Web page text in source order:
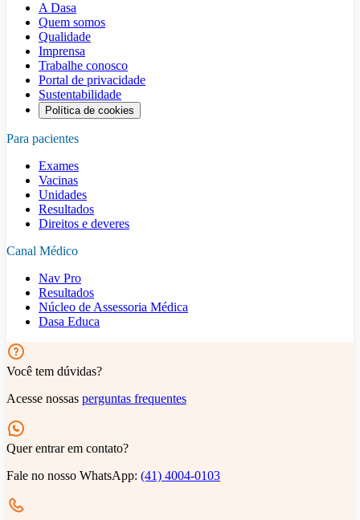
A Dasa
Quem somos
Qualidade
Imprensa
Trabalhe conosco
Portal de privacidade
Sustentabilidade
Política de cookies
Para pacientes
Exames
Vacinas
Unidades
Resultados
Direitos e deveres
Canal Médico
Nav Pro
Resultados
Núcleo de Assessoria Médica
Dasa Educa
Você tem dúvidas?
Acesse nossas perguntas frequentes
Quer entrar em contato?
Fale no nosso WhatsApp: (41) 4004-0103